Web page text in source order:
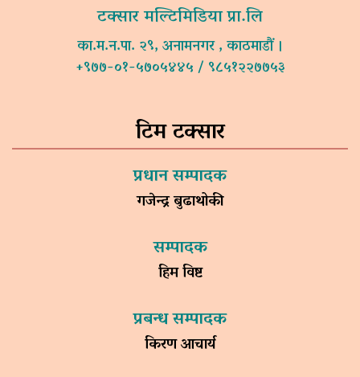
टक्सार मल्टिमिडिया प्रा.लि
का.म.न.पा. २९, अनामनगर , काठमाडौं ।
+९७७-०१-५७०५४४५ / ९८५१२२७७५३
टिम टक्सार
प्रधान सम्पादक
गजेन्द्र बुढाथोकी
सम्पादक
हिम विष्ट
प्रबन्ध सम्पादक
किरण आचार्य